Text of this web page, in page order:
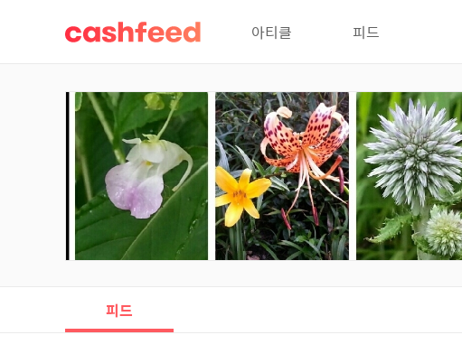
아티클 피드
피드